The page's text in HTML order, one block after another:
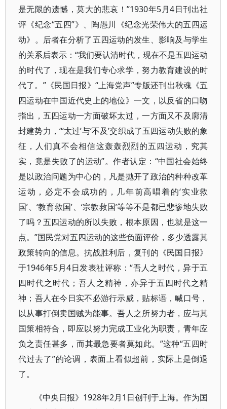
是无限的遗憾，莫大的悲哀！”1930年5月4日刊出社
评《纪念“五四”》、陶愚川《纪念光荣伟大的五四运
动》。后者在分析了五四运动的发生、影响及与学生
的关系后表示：“我们要认清时代，现在不是五四运动
的时代了，现在是我们专心求学，努力教育建设的时
代了。”《民国日报》“上海党声”专版还刊出秋魂《五
四运动在中国近代史上的地位》一文，以反省的口吻
指出，五四运动一方面破坏太过，一方面又不及廓清
封建势力，“‘太过’与‘不及’交织成了五四运动失败的象
征，人们真不会相信这轰轰烈烈的五四运动，究其
实，竟是失败了的运动”。作者认定：“中国社会始终
是以政治问题为中心的，凡是抛开了政治的种种改革
运动，必定不会成功的，几年前高唱着的‘实业救
国’、‘教育救国’、‘宗教救国’等等不是都已悲惨地失败
了吗？五四运动的所以失败，根本原因，也就是这一
点。”国民党对五四运动的这些负面评价，多少透露其
政策转向的信息。抗战胜利后，复刊的《民国日报》
于1946年5月4日发表社评称：“吾人之时代，异于五
四时代之时代；吾人之精神，亦异于五四时代之精
神；吾人在今日实不必游行示威，贴标语，喊口号，
以从事打倒卖国贼为能事。吾人之所努力者，应与其
国策相符合，即应以努力完成工业化为职责，青年应
负之责任甚多，而其最急要者莫如此。”这种“五四时
代过去了”的论调，表面上看似超前，实际上是倒退
了。
《中央日报》1928年2月1日创刊于上海。作为国